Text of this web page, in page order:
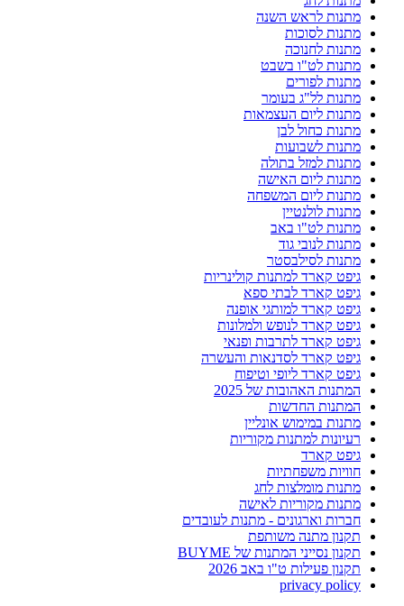
מתנות לראש השנה
מתנות לסוכות
מתנות לחנוכה
מתנות לט"ו בשבט
מתנות לפורים
מתנות לל"ג בעומר
מתנות ליום העצמאות
מתנות כחול לבן
מתנות לשבועות
מתנות למזל בתולה
מתנות ליום האישה
מתנות ליום המשפחה
מתנות לולנטיין
מתנות לט"ו באב
מתנות לנובי גוד
מתנות לסילבסטר
גיפט קארד למתנות קולינריות
גיפט קארד לבתי ספא
גיפט קארד למותגי אופנה
גיפט קארד לנופש ולמלונות
גיפט קארד לתרבות ופנאי
גיפט קארד לסדנאות והעשרה
גיפט קארד ליופי וטיפוח
המתנות האהובות של 2025
המתנות החדשות
מתנות במימוש אונליין
רעיונות למתנות מקוריות
גיפט קארד
חוויות משפחתיות
מתנות מומלצות לחג
מתנות מקוריות לאישה
חברות וארגונים - מתנות לעובדים
תקנון מתנה משותפת
תקנון נסייני המתנות של BUYME
תקנון פעילות ט"ו באב 2026
privacy policy